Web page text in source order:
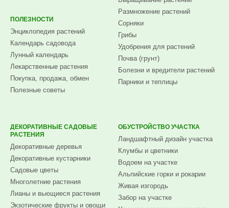
ПОЛЕЗНОСТИ
Энциклопедия растений
Календарь садовода
Лунный календарь
Лекарственные растения
Покупка, продажа, обмен
Полезные советы
Размножение растений
Сорняки
Грибы
Удобрения для растений
Почва (грунт)
Болезни и вредители растений
Парники и теплицы
ДЕКОРАТИВНЫЕ САДОВЫЕ
РАСТЕНИЯ
Декоративные деревья
Декоративные кустарники
Садовые цветы
Многолетние растения
Лианы и вьющиеся растения
Экзотические фрукты и овощи
ОБУСТРОЙСТВО УЧАСТКА
Ландшафтный дизайн участка
Клумбы и цветники
Водоем на участке
Альпийские горки и рокарии
Живая изгородь
Забор на участке